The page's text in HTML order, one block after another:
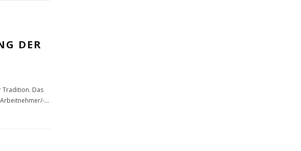
DER
Tradition. Das
...